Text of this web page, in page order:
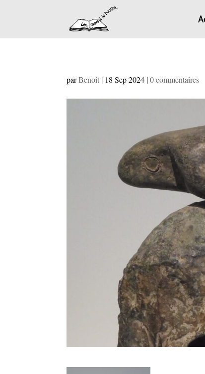
parBenoit | 18 Sep 2024 |0 commentaires